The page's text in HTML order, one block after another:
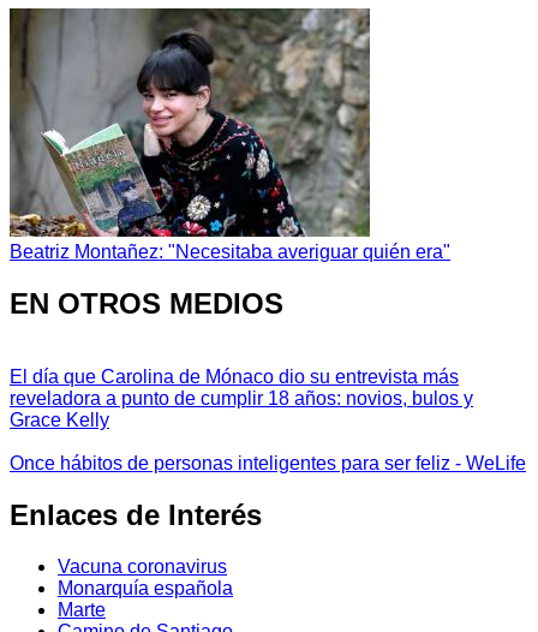
Beatriz Montañez: "Necesitaba averiguar quién era"
EN OTROS MEDIOS
El día que Carolina de Mónaco dio su entrevista más
reveladora a punto de cumplir 18 años: novios, bulos y
Grace Kelly
Once hábitos de personas inteligentes para ser feliz - WeLife
Enlaces de Interés
Vacuna coronavirus
Monarquía española
Marte